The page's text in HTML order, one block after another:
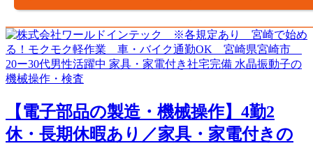
【電子部品の製造・機械操作】4勤2
休・長期休暇あり／家具・家電付きの